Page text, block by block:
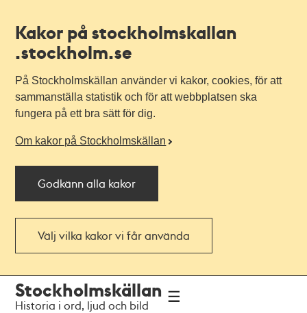
Kakor på stockholmskallan
.stockholm.se
På Stockholmskällan använder vi kakor, cookies, för att
sammanställa statistik och för att webbplatsen ska
fungera på ett bra sätt för dig.
Om kakor på Stockholmskällan
Godkänn alla kakor
Välj vilka kakor vi får använda
navigationen
huvudinnehållet
Stockholmskällan
Historia i ord, ljud och bild